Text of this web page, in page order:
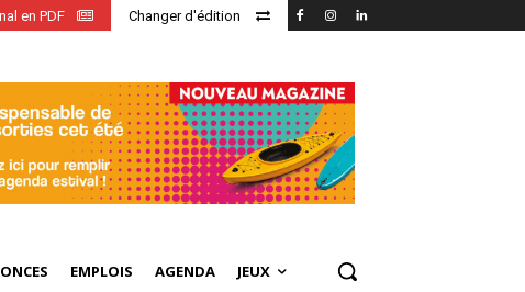
Changer d'édition
en PDF
EMPLOIS AGENDA JEUX